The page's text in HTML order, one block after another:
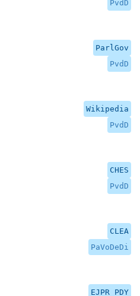
PvdD
ParlGov
PvdD
Wikipedia
PvdD
CHES
PvdD
CLEA
PaVoDeDi
EJPR PDY